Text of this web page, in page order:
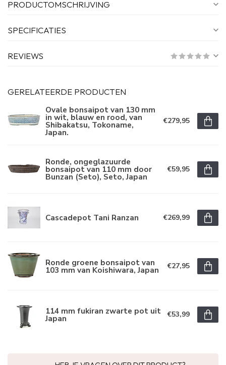
PRODUCTOMSCHRIJVING
SPECIFICATIES
REVIEWS
GERELATEERDE PRODUCTEN
Ovale bonsaipot van 130 mm
in wit, blauw en rood, van
Shibakatsu, Tokoname,
Japan.
€279,95
Ronde, ongeglazuurde
bonsaipot van 110 mm door
Bunzan (Seto), Seto, Japan
€59,95
Cascadepot Tani Ranzan €269,99
Ronde groene bonsaipot van
103 mm van Koishiwara, Japan €27,95
114 mm fukiran zwarte pot uit
Japan €53,99